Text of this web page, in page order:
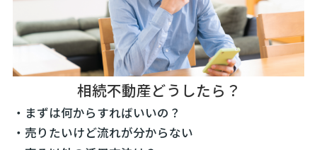
相続不動産どうしたら？
・まずは何からすればいいの？
・売りたいけど流れが分からない